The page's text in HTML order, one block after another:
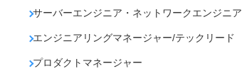
サーバーエンジニア・ネットワークエンジニア
エンジニアリングマネージャー/テックリード
プロダクトマネージャー